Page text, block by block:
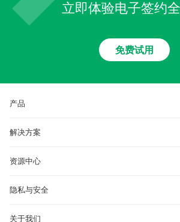
立即体验电子签约
免费试用
产品
解决方案
资源中心
隐私与安全
关于我们